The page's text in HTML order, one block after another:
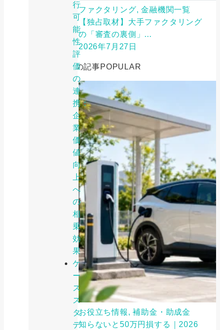
行
可
能
性
評
価
の
連
携：
企
業
価
値
向
上
へ
の
相
乗
効
果
ケ
ー
ス
ス
タ
デ
ファクタリング, 金融機関一覧
【独占取材】大手ファクタリング
の「審査の裏側」...
2026年7月27日
人気の記事POPULAR
お役立ち情報, 補助金・助成金
知らないと50万円損する｜2026